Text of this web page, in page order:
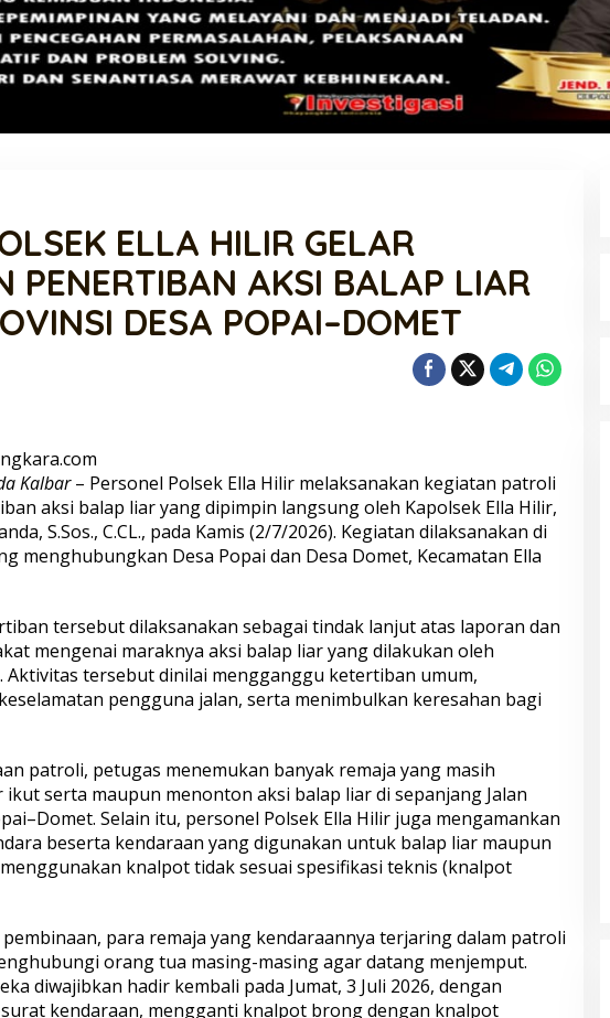
ELLA HILIR GELAR
PENERTIBAN AKSI BALAP LIAR
DESA POPAI–DOMET
Kalbar– Personel Polsek Ella Hilir melaksanakan kegiatan patroli
aksi balap liar yang dipimpin langsung oleh Kapolsek Ella Hilir,
S.Sos., C.CL., pada Kamis (2/7/2026). Kegiatan dilaksanakan di
menghubungkan Desa Popai dan Desa Domet, Kecamatan Ella
tersebut dilaksanakan sebagai tindak lanjut atas laporan dan
mengenai maraknya aksi balap liar yang dilakukan oleh
Aktivitas tersebut dinilai mengganggu ketertiban umum,
pengguna jalan, serta menimbulkan keresahan bagi
patroli, petugas menemukan banyak remaja yang masih
serta maupun menonton aksi balap liar di sepanjang Jalan
Selain itu, personel Polsek Ella Hilir juga mengamankan
beserta kendaraan yang digunakan untuk balap liar maupun
knalpot tidak sesuai spesifikasi teknis (knalpot
para remaja yang kendaraannya terjaring dalam patroli
orang tua masing-masing agar datang menjemput.
diwajibkan hadir kembali pada Jumat, 3 Juli 2026, dengan
kendaraan, mengganti knalpot brong dengan knalpot